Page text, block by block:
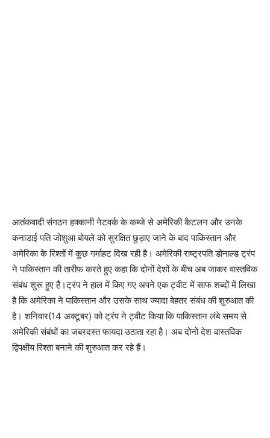
आतंकवादी संगठन हक्कानी नेटवर्क के कब्जे से अमेरिकी कैटलन और उनके
कनाडाई पति जोशुआ बोयले को सुरक्षित छुड़ाए जाने के बाद पाकिस्तान और
अमेरिका के रिश्तों में कुछ गर्माहट दिख रही है। अमेरिकी राष्ट्रपति डोनाल्ड ट्रंप
ने पाकिस्तान की तारीफ करते हुए कहा कि दोनों देशों के बीच अब जाकर वास्तविक
संबंध शुरू हुए हैं।ट्रंप ने हाल में किए गए अपने एक ट्वीट में साफ शब्दों में लिखा
है कि अमेरिका ने पाकिस्तान और उसके साथ ज्यादा बेहतर संबंध की शुरुआत की
है। शनिवार(14 अक्टूबर) को ट्रंप ने ट्वीट किया कि पाकिस्तान लंबे समय से
अमेरिकी संबंधों का जबरदस्त फायदा उठाता रहा है। अब दोनों देश वास्तविक
द्विपक्षीय रिश्ता बनाने की शुरुआत कर रहे हैं।